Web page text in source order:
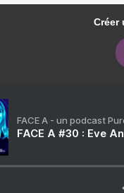
Créer
FACE A - un podcast
FACE A #30 : Eve